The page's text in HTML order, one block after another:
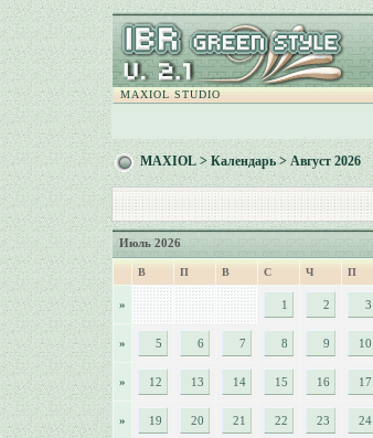
MAXIOL STUDIO
MAXIOL>Календарь> Август 2026
Июль 2026
В П В С Ч П
» 1 2 3
» 5 6 7 8 9 10
» 12 13 14 15 16 17
» 19 20 21 22 23 24